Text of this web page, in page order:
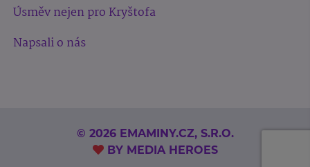
Úsměv nejen pro Kryštofa
Napsali o nás
© 2026 EMAMINY.CZ, S.R.O.
BY MEDIA HEROES